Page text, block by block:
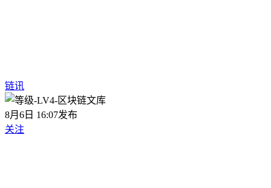
链讯
8月6日 16:07发布
关注